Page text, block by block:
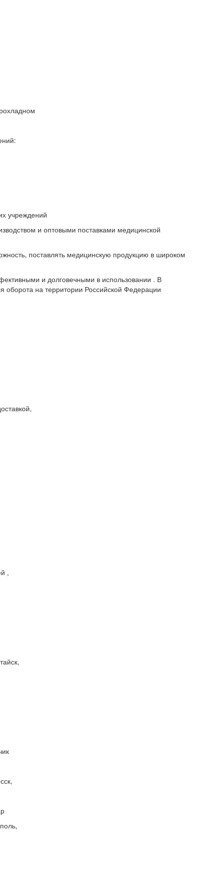
учреждений
и оптовыми поставками медицинской
поставлять медицинскую продукцию в широком
и долговечными в использовании . В
на территории Российской Федерации
,